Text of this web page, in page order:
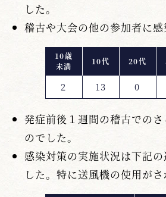
した。
稽古や大会の他の参加者に
10歳
未満
10代 20代
2 13 0
発症前後１週間の稽古での
のでした。
感染対策の実施状況は下記
した。特に送風機の使用が